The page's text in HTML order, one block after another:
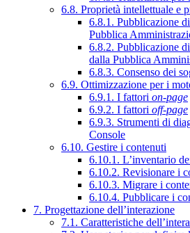
6.8. Proprietà intellettuale e
6.8.1. Pubblicazione
Pubblica
6.8.2. Pubblicazione
dalla Pubblica
6.8.3. Consenso dei
6.9. Ottimizzazione per i
6.9.1. I fattori on-page
6.9.2. I fattori off-page
6.9.3. Strumenti di
Console
6.10. Gestire i contenuti
6.10.1. L’inventario
6.10.2. Revisionare i
6.10.3. Migrare i
6.10.4. Pubblicare i
7. Progettazione dell’interazione
7.1. Caratteristiche